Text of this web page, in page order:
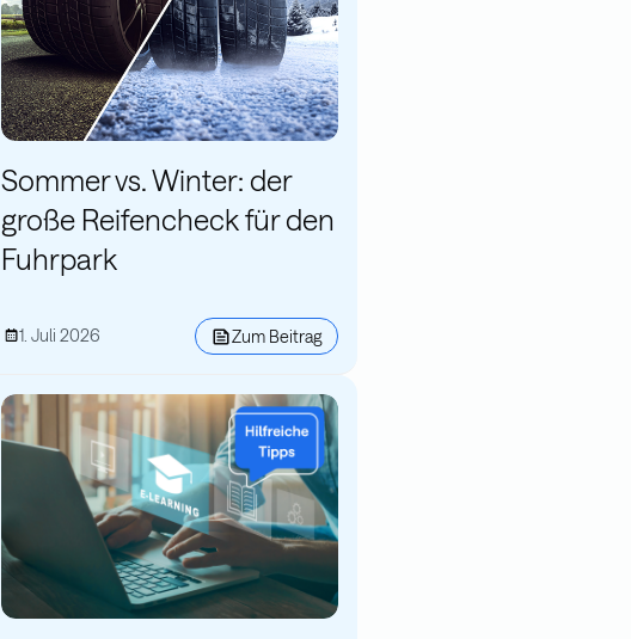
Sommer vs. Winter: der
große Reifencheck für den
Fuhrpark
1. Juli 2026 Zum Beitrag